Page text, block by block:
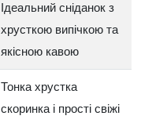
Ідеальний сніданок з
хрусткою випічкою та
якісною кавою
Тонка хрустка
скоринка і прості свіжі